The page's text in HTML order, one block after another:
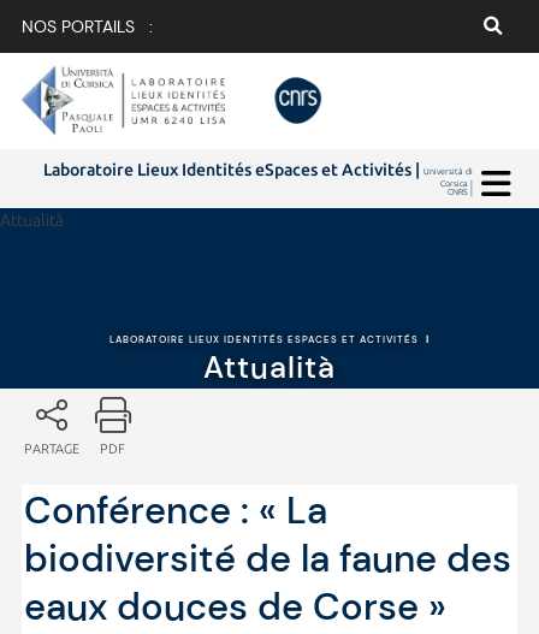
NOS PORTAILS :
Laboratoire Lieux Identités eSpaces et Activités |Università di
Corsica |
CNRS |
Attualità
LABORATOIRE LIEUX IDENTITÉS ESPACES ET ACTIVITÉS |
Attualità
PARTAGE PDF
Conférence : « La
biodiversité de la faune des
eaux douces de Corse »